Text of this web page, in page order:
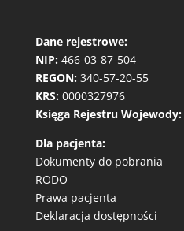
Dane rejestrowe:
NIP: 466-03-87-504
REGON: 340-57-20-55
KRS: 0000327976
Księga Rejestru Wojewody:
Dla pacjenta:
Dokumenty do pobrania
RODO
Prawa pacjenta
Deklaracja dostępności